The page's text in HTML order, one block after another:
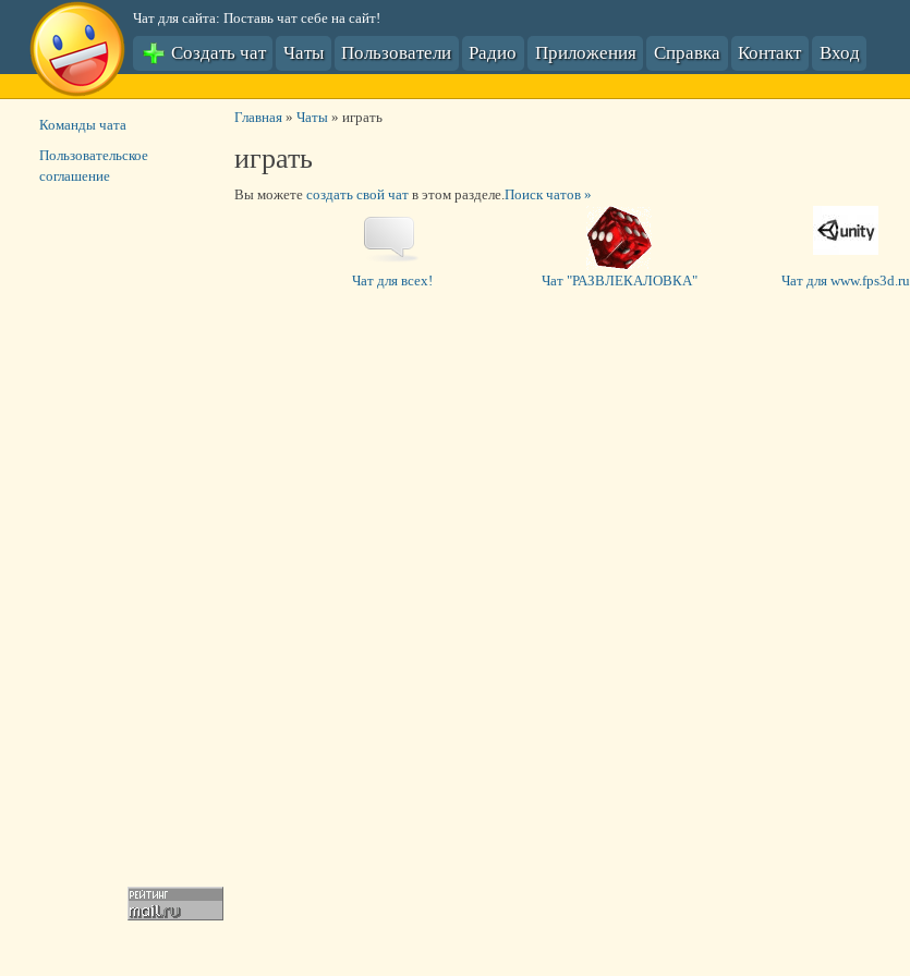
Чат для сайта: Поставь чат себе на сайт!
Создать чат Чаты Пользователи Радио Приложения Справка Контакт Вход
Главная» Чаты» играть
играть
Вы можете создать свой чатв этом разделе. Поиск чатов »
Чат для всех! Чат "РАЗВЛЕКАЛОВКА" Чат для www.fps3d.ru
Команды чата
Пользовательское
соглашение